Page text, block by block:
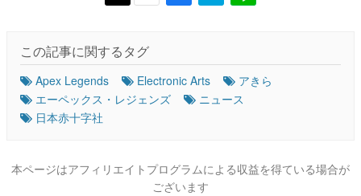
この記事に関するタグ
Apex Legends Electronic Arts
アきら
エーペックス・レジェンズ
ニュース
日本赤十字社
本ページはアフィリエイトプログラムによる収益を得ている場合が
ございます